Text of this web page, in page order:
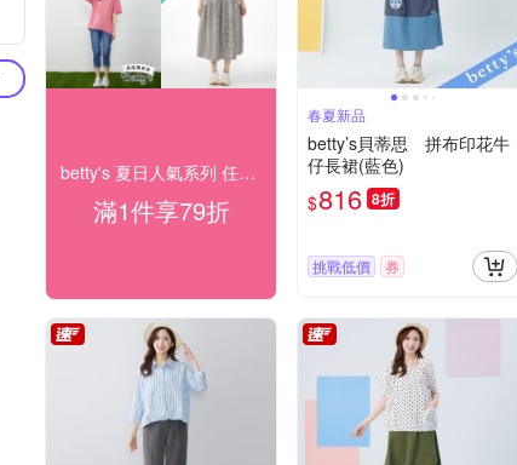
betty's 夏日人氣系列 任1件79折
滿1件享79折
春夏新品
betty’s貝蒂思 拼布印花牛
仔長裙(藍色)
$816 8折
挑戰低價 券